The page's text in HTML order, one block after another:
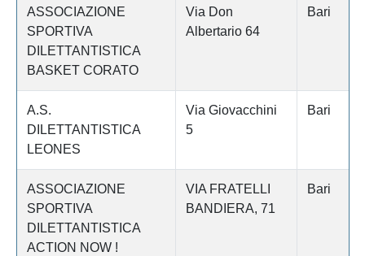
ASSOCIAZIONE
SPORTIVA
DILETTANTISTICA
BASKET CORATO
Via Don
Albertario 64
Bari
A.S.
DILETTANTISTICA
LEONES
Via Giovacchini
5
Bari
ASSOCIAZIONE
SPORTIVA
DILETTANTISTICA
ACTION NOW !
VIA FRATELLI
BANDIERA, 71
Bari